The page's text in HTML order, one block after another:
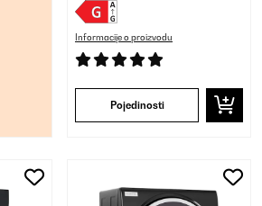
Informacije o proizvodu
Pojedinosti